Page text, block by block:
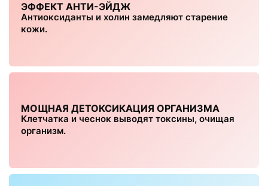
ЭФФЕКТ АНТИ-ЭЙДЖ
Антиоксиданты и холин замедляют старение
кожи.
МОЩНАЯ ДЕТОКСИКАЦИЯ ОРГАНИЗМА
Клетчатка и чеснок выводят токсины, очищая
организм.